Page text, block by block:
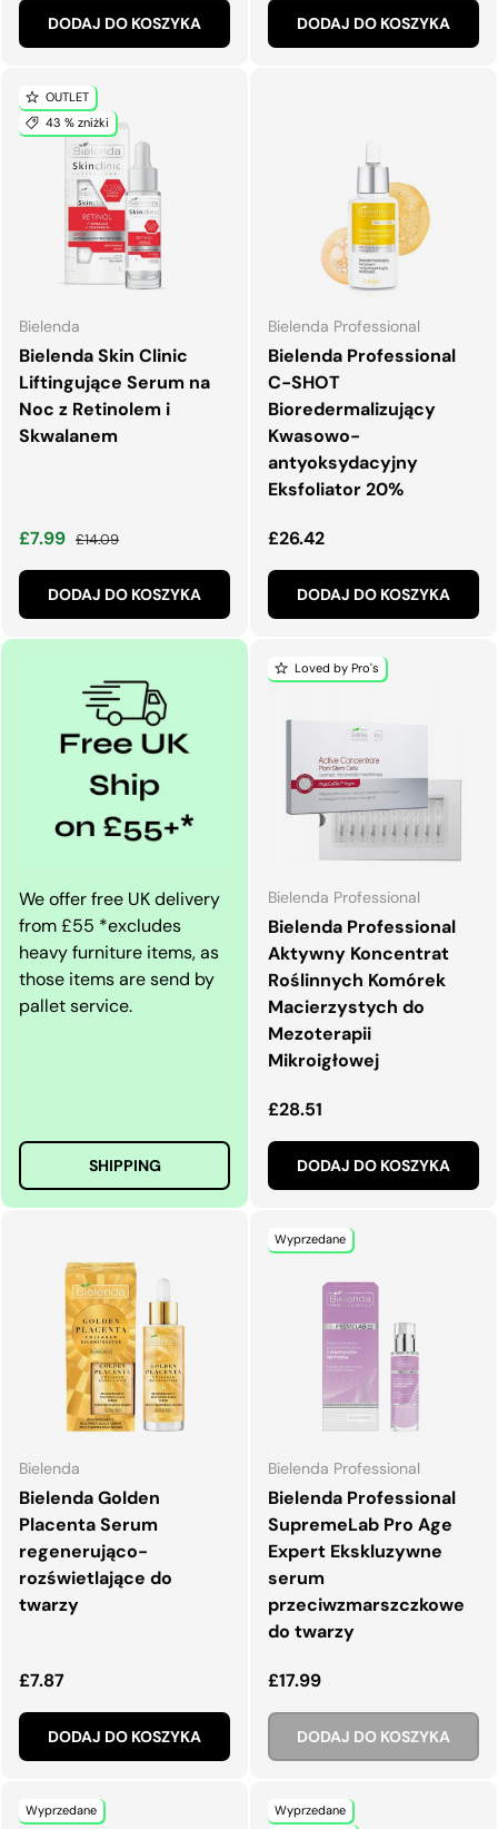
DODAJ DO KOSZYKA DODAJ DO KOSZYKA
OUTLET
43 % zniżki
Bielenda
Bielenda Skin Clinic
Liftingujące Serum na
Noc z Retinolem i
Skwalanem
Cena wyprzedaży
£7.99 Normalna cena
£14.09
DODAJ DO KOSZYKA
Bielenda Professional
Bielenda Professional
C-SHOT
Bioredermalizujący
Kwasowo-
antyoksydacyjny
Eksfoliator 20%
Normalna cena
£26.42
DODAJ DO KOSZYKA
We offer free UK delivery
from £55 *excludes
heavy furniture items, as
those items are send by
pallet service.
SHIPPING
Loved by Pro's
Bielenda Professional
Bielenda Professional
Aktywny Koncentrat
Roślinnych Komórek
Macierzystych do
Mezoterapii
Mikroigłowej
Normalna cena
£28.51
DODAJ DO KOSZYKA
Bielenda
Bielenda Golden
Placenta Serum
regenerująco-
rozświetlające do
twarzy
Normalna cena
£7.87
DODAJ DO KOSZYKA
Wyprzedane
Bielenda Professional
Bielenda Professional
SupremeLab Pro Age
Expert Ekskluzywne
serum
przeciwzmarszczkowe
do twarzy
Normalna cena
£17.99
DODAJ DO KOSZYKA
Wyprzedane
Wyprzedane